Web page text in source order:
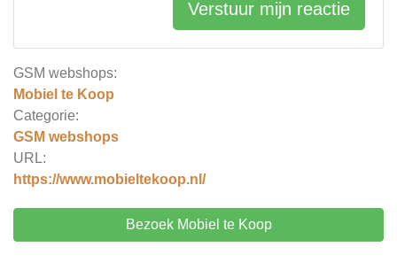
GSM webshops:
Mobiel te Koop
Categorie:
GSM webshops
URL:
https://www.mobieltekoop.nl/
Bezoek Mobiel te Koop
Verstuur mijn reactie